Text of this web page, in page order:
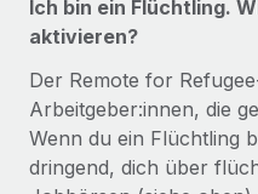
Ich bin ein Flüchtling.
aktivieren?
Der Remote for
Arbeitgeber:innen, die
Wenn du ein Flüchtling
dringend, dich über